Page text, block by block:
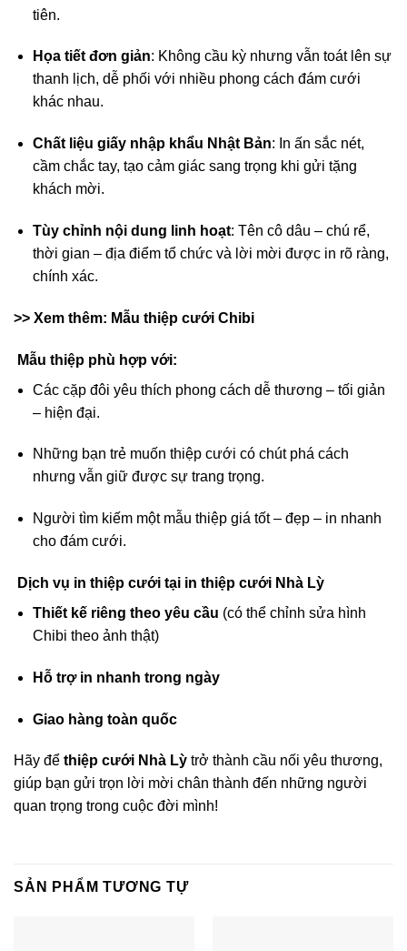
tiên.
Họa tiết đơn giản: Không cầu kỳ nhưng vẫn toát lên sự
thanh lịch, dễ phối với nhiều phong cách đám cưới
khác nhau.
Chất liệu giấy nhập khẩu Nhật Bản: In ấn sắc nét,
cầm chắc tay, tạo cảm giác sang trọng khi gửi tặng
khách mời.
Tùy chỉnh nội dung linh hoạt: Tên cô dâu – chú rể,
thời gian – địa điểm tổ chức và lời mời được in rõ ràng,
chính xác.
>> Xem thêm: Mẫu thiệp cưới Chibi
Mẫu thiệp phù hợp với:
Các cặp đôi yêu thích phong cách dễ thương – tối giản
– hiện đại.
Những bạn trẻ muốn thiệp cưới có chút phá cách
nhưng vẫn giữ được sự trang trọng.
Người tìm kiếm một mẫu thiệp giá tốt – đẹp – in nhanh
cho đám cưới.
Dịch vụ in thiệp cưới tại in thiệp cưới Nhà Lỳ
Thiết kế riêng theo yêu cầu (có thể chỉnh sửa hình
Chibi theo ảnh thật)
Hỗ trợ in nhanh trong ngày
Giao hàng toàn quốc
Hãy để thiệp cưới Nhà Lỳ trở thành cầu nối yêu thương,
giúp bạn gửi trọn lời mời chân thành đến những người
quan trọng trong cuộc đời mình!
SẢN PHẨM TƯƠNG TỰ